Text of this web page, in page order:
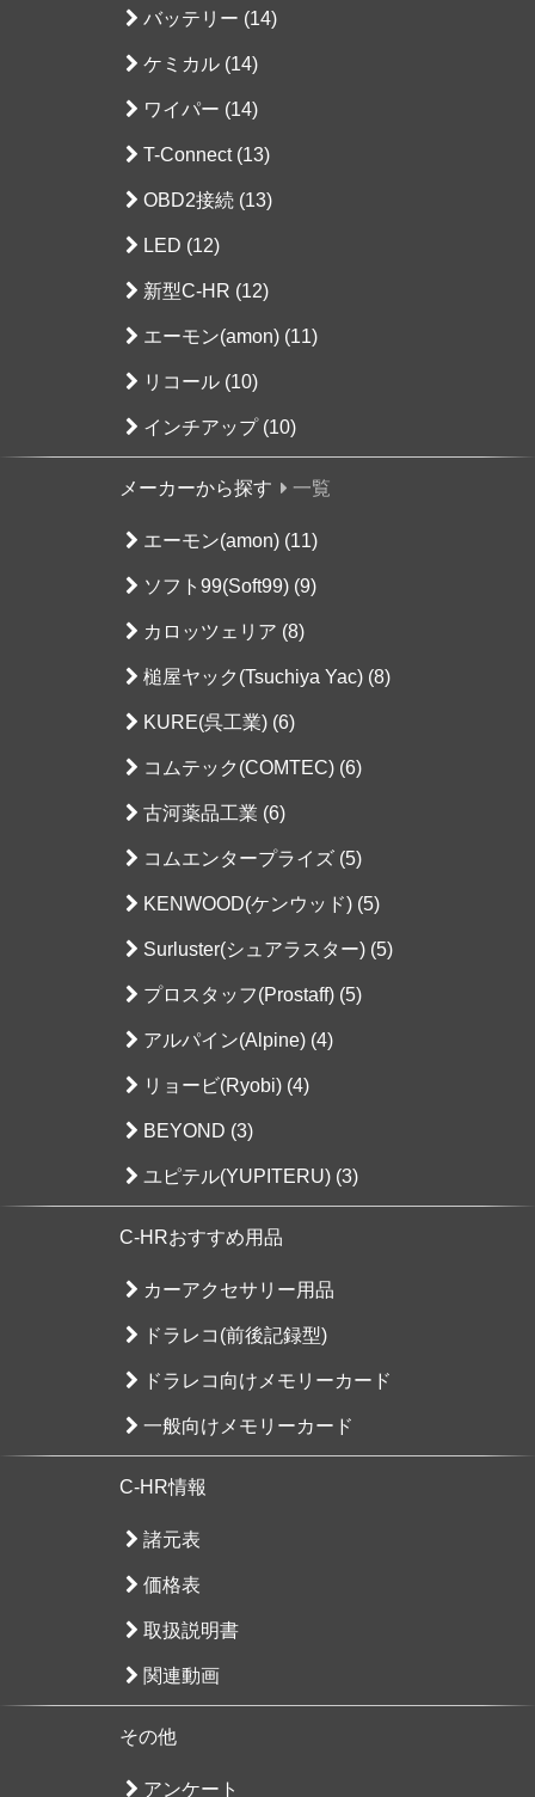
バッテリー (14)
ケミカル (14)
ワイパー (14)
T-Connect (13)
OBD2接続 (13)
LED (12)
新型C-HR (12)
エーモン(amon) (11)
リコール (10)
インチアップ (10)
メーカーから探す 一覧
エーモン(amon) (11)
ソフト99(Soft99) (9)
カロッツェリア (8)
槌屋ヤック(Tsuchiya Yac) (8)
KURE(呉工業) (6)
コムテック(COMTEC) (6)
古河薬品工業 (6)
コムエンタープライズ (5)
KENWOOD(ケンウッド) (5)
Surluster(シュアラスター) (5)
プロスタッフ(Prostaff) (5)
アルパイン(Alpine) (4)
リョービ(Ryobi) (4)
BEYOND (3)
ユピテル(YUPITERU) (3)
C-HRおすすめ用品
カーアクセサリー用品
ドラレコ(前後記録型)
ドラレコ向けメモリーカード
一般向けメモリーカード
C-HR情報
諸元表
価格表
取扱説明書
関連動画
その他
アンケート